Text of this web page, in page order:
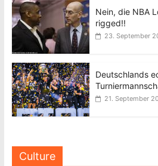
Nein, die NBA
rigged!!
23. September
Deutschlands
21. September
Culture